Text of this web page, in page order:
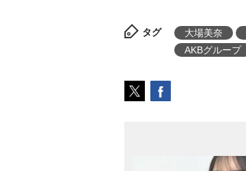
タグ 大場美奈
AKBグループ